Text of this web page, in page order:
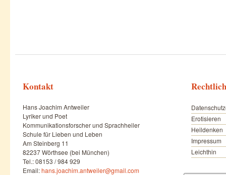
Kontakt
Hans Joachim Antweiler
Lyriker und Poet
Kommunikationsforscher und Sprachheiler
Schule für Lieben und Leben
Am Steinberg 11
82237 Wörthsee (bei München)
Tel.: 08153 / 984 929
Email:hans.joachim.antweiler@gmail.com
Erotisieren
Heildenken
Impressum
Leichthin